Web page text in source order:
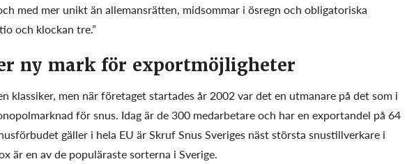
med mer unikt än allemansrätten, midsommar i ösregn och obligatoriska
och klockan tre.”
ny mark för exportmöjligheter
klassiker, men när företaget startades år 2002 var det en utmanare på det som i
för snus. Idag är de 300 medarbetare och har en exportandel på 64
gäller i hela EU är Skruf Snus Sveriges näst största snustillverkare i
är en av de populäraste sorterna i Sverige.